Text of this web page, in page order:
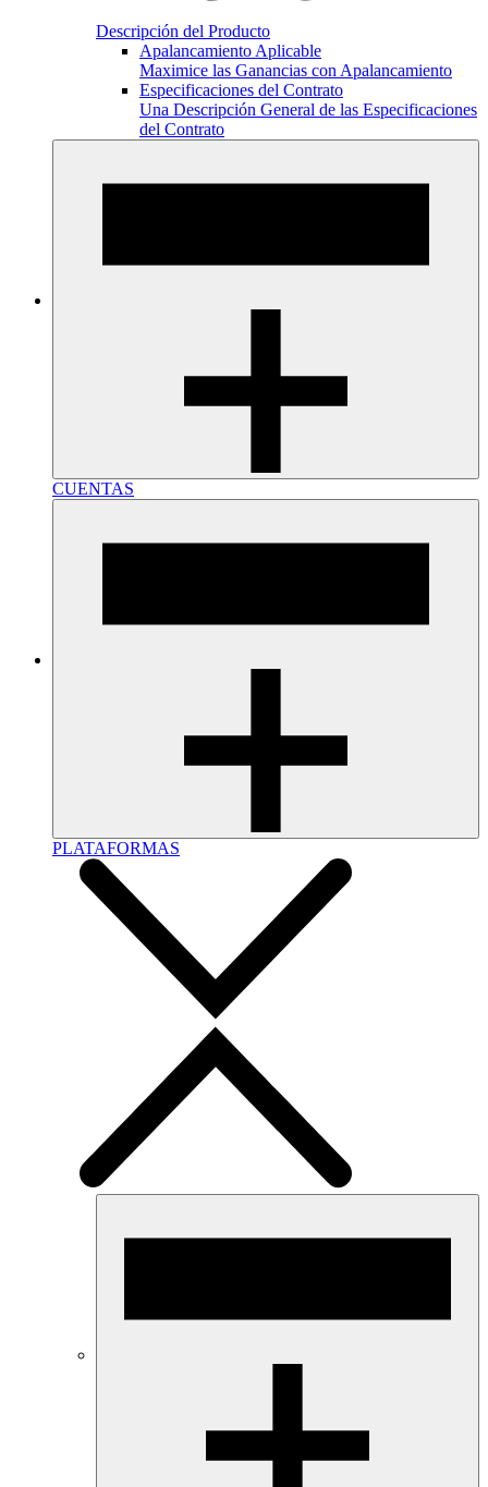
Descripción del Producto
Apalancamiento Aplicable
Maximice las Ganancias con Apalancamiento
Especificaciones del Contrato
Una Descripción General de las Especificaciones
del Contrato
CUENTAS
PLATAFORMAS